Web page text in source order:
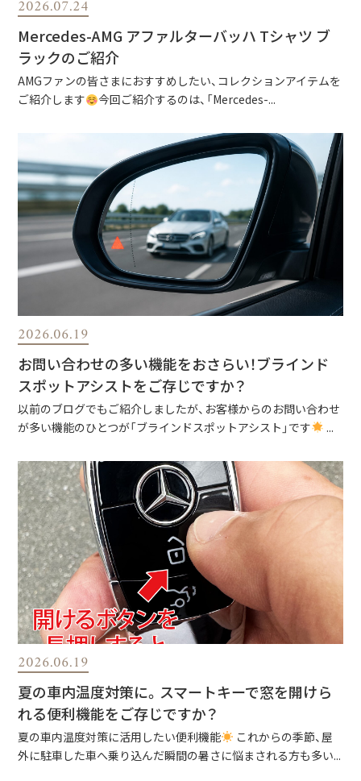
2026.07.24
Mercedes-AMG アファルターバッハ Tシャツ ブ
ラックのご紹介
AMGファンの皆さまにおすすめしたい、コレクションアイテムを
ご紹介します
今回ご紹介するのは、「Mercedes-...
2026.06.19
お問い合わせの多い機能をおさらい！ブラインド
スポットアシストをご存じですか？
以前のブログでもご紹介しましたが、お客様からのお問い合わせ
が多い機能のひとつが「ブラインドスポットアシスト」です
...
2026.06.19
夏の車内温度対策に。スマートキーで窓を開けら
れる便利機能をご存じですか？
夏の車内温度対策に活用したい便利機能
これからの季節、屋
外に駐車した車へ乗り込んだ瞬間の暑さに悩まされる方も多い...